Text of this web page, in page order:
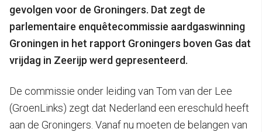
gevolgen voor de Groningers. Dat zegt de
parlementaire enquêtecommissie aardgaswinning
Groningen in het rapport Groningers boven Gas dat
vrijdag in Zeerijp werd gepresenteerd.
De commissie onder leiding van Tom van der Lee
(GroenLinks) zegt dat Nederland een ereschuld heeft
aan de Groningers. Vanaf nu moeten de belangen van